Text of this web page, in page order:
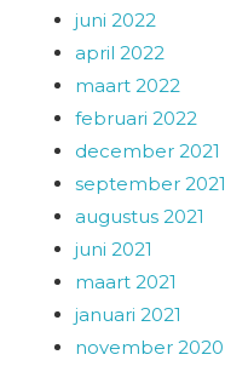
juni 2022
april 2022
maart 2022
februari 2022
december 2021
september 2021
augustus 2021
juni 2021
maart 2021
januari 2021
november 2020